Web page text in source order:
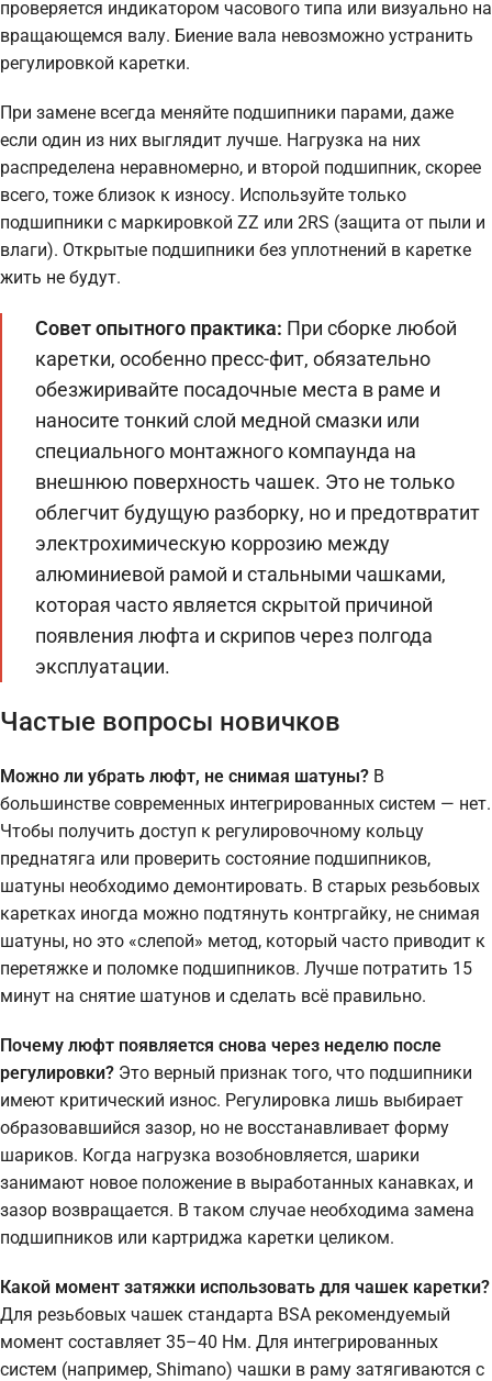
проверяется индикатором часового типа или визуально на
вращающемся валу. Биение вала невозможно устранить
регулировкой каретки.
При замене всегда меняйте подшипники парами, даже
если один из них выглядит лучше. Нагрузка на них
распределена неравномерно, и второй подшипник, скорее
всего, тоже близок к износу. Используйте только
подшипники с маркировкой ZZ или 2RS (защита от пыли и
влаги). Открытые подшипники без уплотнений в каретке
жить не будут.
Совет опытного практика: При сборке любой
каретки, особенно пресс-фит, обязательно
обезжиривайте посадочные места в раме и
наносите тонкий слой медной смазки или
специального монтажного компаунда на
внешнюю поверхность чашек. Это не только
облегчит будущую разборку, но и предотвратит
электрохимическую коррозию между
алюминиевой рамой и стальными чашками,
которая часто является скрытой причиной
появления люфта и скрипов через полгода
эксплуатации.
Частые вопросы новичков
Можно ли убрать люфт, не снимая шатуны? В
большинстве современных интегрированных систем — нет.
Чтобы получить доступ к регулировочному кольцу
преднатяга или проверить состояние подшипников,
шатуны необходимо демонтировать. В старых резьбовых
каретках иногда можно подтянуть контргайку, не снимая
шатуны, но это «слепой» метод, который часто приводит к
перетяжке и поломке подшипников. Лучше потратить 15
минут на снятие шатунов и сделать всё правильно.
Почему люфт появляется снова через неделю после
регулировки? Это верный признак того, что подшипники
имеют критический износ. Регулировка лишь выбирает
образовавшийся зазор, но не восстанавливает форму
шариков. Когда нагрузка возобновляется, шарики
занимают новое положение в выработанных канавках, и
зазор возвращается. В таком случае необходима замена
подшипников или картриджа каретки целиком.
Какой момент затяжки использовать для чашек каретки?
Для резьбовых чашек стандарта BSA рекомендуемый
момент составляет 35–40 Нм. Для интегрированных
систем (например, Shimano) чашки в раму затягиваются с